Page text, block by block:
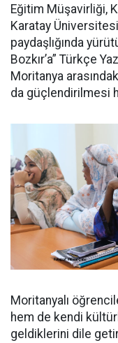
Eğitim Müşavirliği,
Karatay
paydaşlığında
Bozkır’a” Türkçe
Moritanya
da güçlendirilmesi
Moritanyalı
hem de kendi
geldiklerini dile